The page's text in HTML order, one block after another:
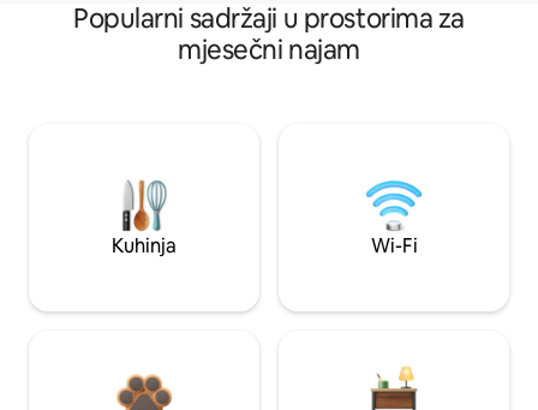
Popularni sadržaji u prostorima za
mjesečni najam
Kuhinja Wi-Fi